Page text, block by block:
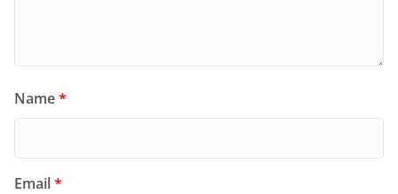
Name*
Email*